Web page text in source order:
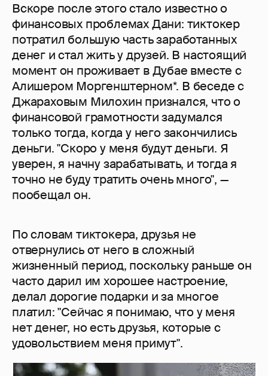
Вскоре после этого стало известно о
финансовых проблемах Дани: тиктокер
потратил большую часть заработанных
денег и стал жить у друзей. В настоящий
момент он проживает в Дубае вместе с
Алишером Моргенштерном*. В беседе с
Джараховым Милохин признался, что о
финансовой грамотности задумался
только тогда, когда у него закончились
деньги. "Скоро у меня будут деньги. Я
уверен, я начну зарабатывать, и тогда я
точно не буду тратить очень много", —
пообещал он.
По словам тиктокера, друзья не
отвернулись от него в сложный
жизненный период, поскольку раньше он
часто дарил им хорошее настроение,
делал дорогие подарки и за многое
платил: "Сейчас я понимаю, что у меня
нет денег, но есть друзья, которые с
удовольствием меня примут".